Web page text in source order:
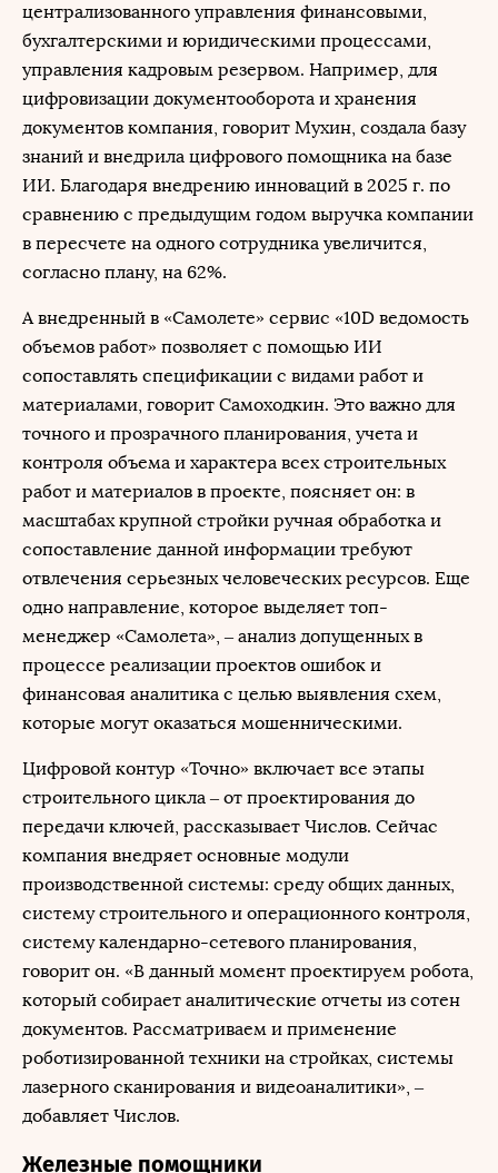
централизованного управления финансовыми,
бухгалтерскими и юридическими процессами,
управления кадровым резервом. Например, для
цифровизации документооборота и хранения
документов компания, говорит Мухин, создала базу
знаний и внедрила цифрового помощника на базе
ИИ. Благодаря внедрению инноваций в 2025 г. по
сравнению с предыдущим годом выручка компании
в пересчете на одного сотрудника увеличится,
согласно плану, на 62%.
А внедренный в «Самолете» сервис «10D ведомость
объемов работ» позволяет с помощью ИИ
сопоставлять спецификации с видами работ и
материалами, говорит Самоходкин. Это важно для
точного и прозрачного планирования, учета и
контроля объема и характера всех строительных
работ и материалов в проекте, поясняет он: в
масштабах крупной стройки ручная обработка и
сопоставление данной информации требуют
отвлечения серьезных человеческих ресурсов. Еще
одно направление, которое выделяет топ-
менеджер «Самолета», – анализ допущенных в
процессе реализации проектов ошибок и
финансовая аналитика с целью выявления схем,
которые могут оказаться мошенническими.
Цифровой контур «Точно» включает все этапы
строительного цикла – от проектирования до
передачи ключей, рассказывает Числов. Сейчас
компания внедряет основные модули
производственной системы: среду общих данных,
систему строительного и операционного контроля,
систему календарно-сетевого планирования,
говорит он. «В данный момент проектируем робота,
который собирает аналитические отчеты из сотен
документов. Рассматриваем и применение
роботизированной техники на стройках, системы
лазерного сканирования и видеоаналитики», –
добавляет Числов.
Железные помощники